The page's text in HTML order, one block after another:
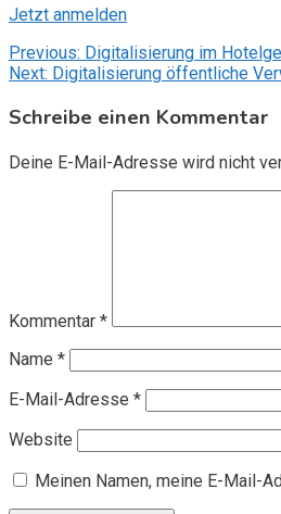
Jetzt anmelden
Beitragsnavigation
Previous: Digitalisierung im
Next: Digitalisierung öffentliche
Schreibe einen Kommentar
Deine E-Mail-Adresse wird nicht
Kommentar *
Name *
E-Mail-Adresse *
Website
Meinen Namen, meine E-Mail-